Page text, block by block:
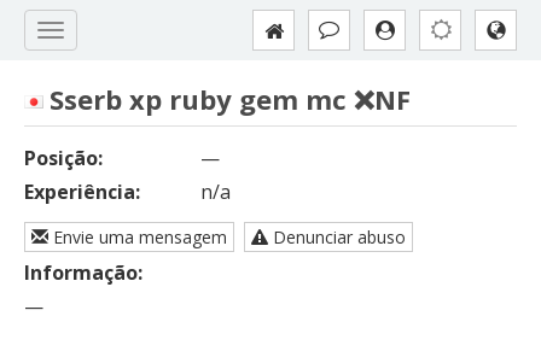
Sserb xp ruby gem mc ❌NF
Posição:
—
Experiência:
n/a
Envie uma mensagem Denunciar abuso
Informação:
—